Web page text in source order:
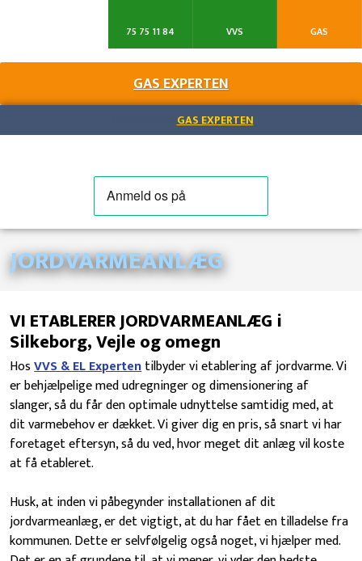
75 75 11 84 VVS GAS
GAS EXPERTEN​
BESØG OGSÅGAS EXPERTEN
JORDVARMEANLÆG​
VI ETABLERER JORDVARMEANLÆG i
Silkeborg, Vejle og omegn
HosVVS & EL Expertentilbyder vi etablering af jordvarme. Vi
er behjælpelige med udregninger og dimensionering af
slanger, så du får den optimale udnyttelse samtidig med, at
dit varmebehov er dækket. Vi giver dig en pris, så snart vi har
foretaget eftersyn, så du ved, hvor meget dit anlæg vil koste
at få etableret.
Husk, at inden vi påbegynder installationen af dit
jordvarmeanlæg, er det vigtigt, at du har fået en tilladelse fra
kommunen. Dette er selvfølgelig også noget, vi hjælper med.